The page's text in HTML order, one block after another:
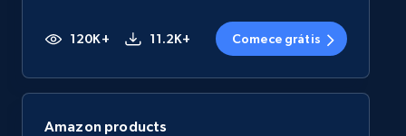
120K+ 11.2K+ Comece grátis
Amazon products